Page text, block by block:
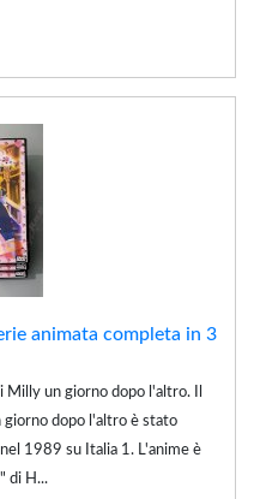
animata completa in 3
Milly un giorno dopo l'altro. Il
giorno dopo l'altro è stato
1989 su Italia 1. L'anime è
di H...